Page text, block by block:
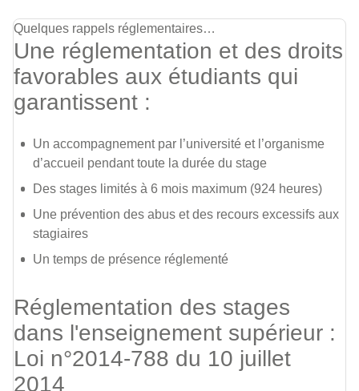
Quelques rappels réglementaires…
Une réglementation et des droits
favorables aux étudiants qui
garantissent :
Un accompagnement par l’université et l’organisme
d’accueil pendant toute la durée du stage
Des stages limités à 6 mois maximum (924 heures)
Une prévention des abus et des recours excessifs aux
stagiaires
Un temps de présence réglementé
Réglementation des stages
dans l'enseignement supérieur :
Loi n°2014-788 du 10 juillet
2014